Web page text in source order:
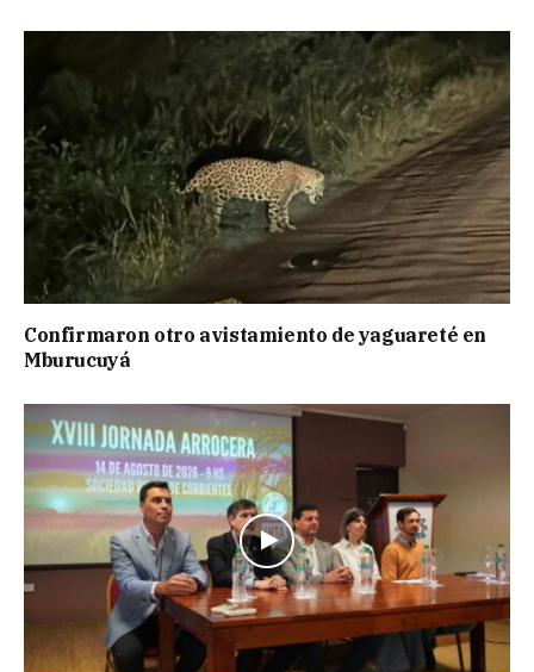
Confirmaron otro avistamiento de yaguareté en
Mburucuyá